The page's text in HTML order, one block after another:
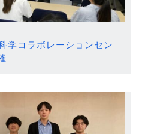
学コラボレーションセン